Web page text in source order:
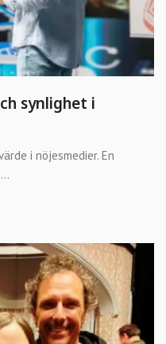
synlighet i
i nöjesmedier. En